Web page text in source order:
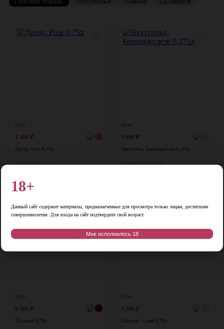
Похожие товары Популярные Новинки Со скидкой
1 400 ₽
Дрозд. Розе 0,75л
1 990 ₽
Нахтгольд. Бееренауслезе 0,375л
♡
6 500 ₽
Тассиная 0,75л
♡
1 500 ₽
Баллоро. Соаве 0,75л
18+
Данный сайт содержит материалы, предназначенные для просмотра только лицам, достигшим
совершеннолетия. Для входа на сайт подтвердите свой возраст.
Мне исполнилось 18